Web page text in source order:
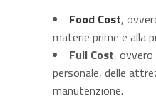
Food Cost,
materie prime e alla
Full Cost,
personale, delle
manutenzione.